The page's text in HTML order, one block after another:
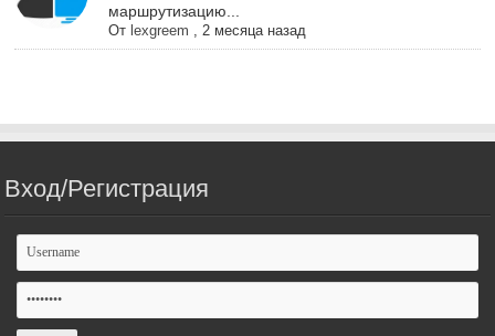
маршрутизацию...
От lexgreem 2 месяца назад
Вход/Регистрация